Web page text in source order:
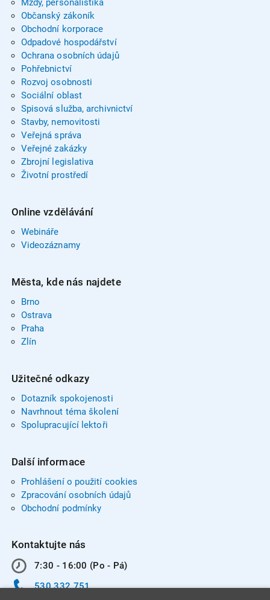
Mzdy, personalistika
Občanský zákoník
Obchodní korporace
Odpadové hospodářství
Ochrana osobních údajů
Pohřebnictví
Rozvoj osobnosti
Sociální oblast
Spisová služba, archivnictví
Stavby, nemovitosti
Veřejná správa
Veřejné zakázky
Zbrojní legislativa
Životní prostředí
Online vzdělávání
Webináře
Videozáznamy
Města, kde nás najdete
Brno
Ostrava
Praha
Zlín
Užitečné odkazy
Dotazník spokojenosti
Navrhnout téma školení
Spolupracující lektoři
Další informace
Prohlášení o použití cookies
Zpracování osobních údajů
Obchodní podmínky
Kontaktujte nás
7:30 - 16:00 (Po - Pá)
530 332 751